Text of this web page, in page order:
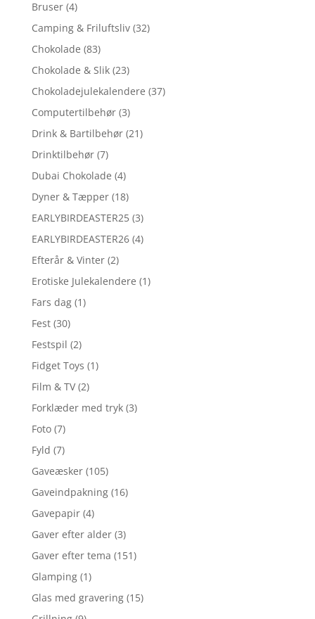
Bruser (4)
Camping & Friluftsliv (32)
Chokolade (83)
Chokolade & Slik (23)
Chokoladejulekalendere (37)
Computertilbehør (3)
Drink & Bartilbehør (21)
Drinktilbehør (7)
Dubai Chokolade (4)
Dyner & Tæpper (18)
EARLYBIRDEASTER25 (3)
EARLYBIRDEASTER26 (4)
Efterår & Vinter (2)
Erotiske Julekalendere (1)
Fars dag (1)
Fest (30)
Festspil (2)
Fidget Toys (1)
Film & TV (2)
Forklæder med tryk (3)
Foto (7)
Fyld (7)
Gaveæsker (105)
Gaveindpakning (16)
Gavepapir (4)
Gaver efter alder (3)
Gaver efter tema (151)
Glamping (1)
Glas med gravering (15)